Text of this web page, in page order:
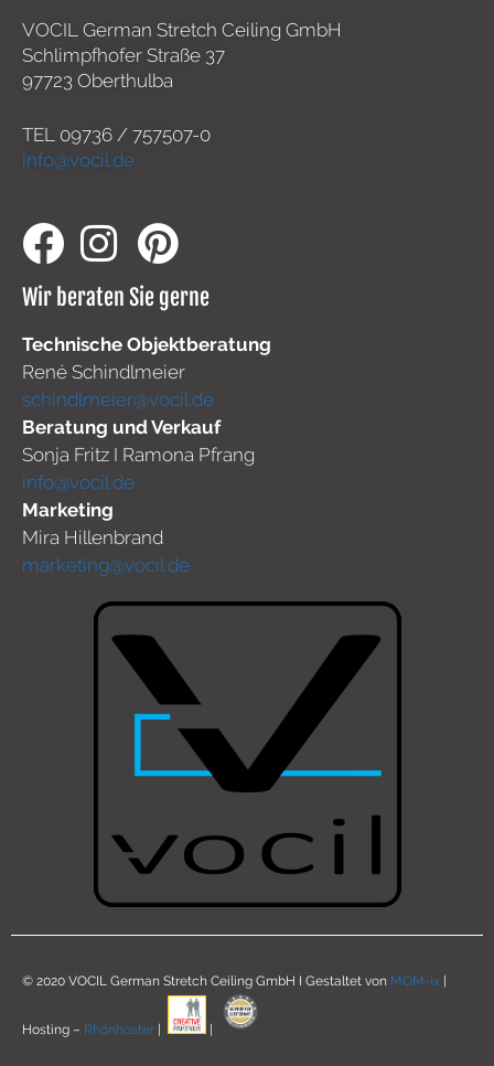
VOCIL German Stretch Ceiling GmbH
Schlimpfhofer Straße 37
97723 Oberthulba
TEL 09736 / 757507-0
info@vocil.de
Wir beraten Sie gerne
Technische Objektberatung
René Schindlmeier
schindlmeier@vocil.de
Beratung und Verkauf
Sonja Fritz I Ramona Pfrang
info@vocil.de
Marketing
Mira Hillenbrand
marketing@vocil.de
© 2020 VOCIL German Stretch Ceiling GmbH I Gestaltet von MOM-ix
Hosting – Rhönhoster